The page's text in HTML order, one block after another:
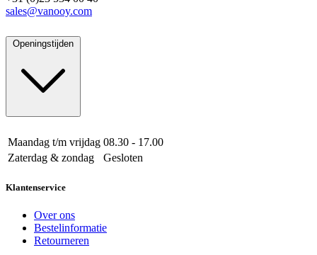
sales@vanooy.com
Openingstijden
Maandag t/m vrijdag 08.30 - 17.00
Zaterdag & zondag
Gesloten
Klantenservice
Over ons
Bestelinformatie
Retourneren